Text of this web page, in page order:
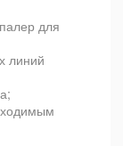
для
линий